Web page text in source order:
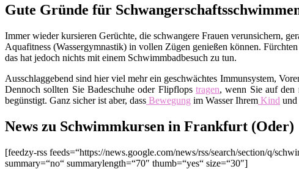
Gute Gründe für
Immer wieder kursieren Gerüchte, die schwangere Frauen verunsichern,
Aquafitness (Wassergymnastik) in vollen Zügen genießen können.
das hat jedoch nichts mit einem Schwimmbadbesuch zu tun.
Ausschlaggebend sind hier viel mehr ein geschwächtes Immunsystem,
Dennoch sollten Sie Badeschuhe oder Flipflops tragen, wenn Sie auf den
begünstigt. Ganz sicher ist aber, dass Bewegung im Wasser Ihrem Kind und
News zu Schwimmkursen in Frankfurt (Oder)
[feedzy-rss feeds=“https://news.google.com/news/rss/search/section/q/
summary=“no“ summarylength=“70″ thumb=“yes“ size=“30″]